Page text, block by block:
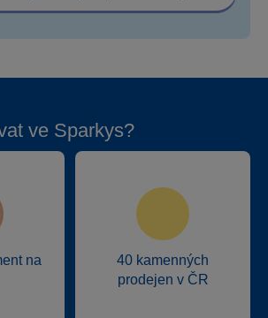
ve Sparkys?
na
40 kamenných
prodejen v ČR